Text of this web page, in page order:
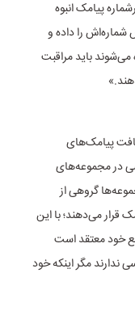
پیامک انبوه
را داده و
می‌شوند باید مراقبت
پیامک‌های
در مجموعه‌های
گروهی از
قرار می‌دهند؛ با این
خود معتقد است
مگر اینکه خود